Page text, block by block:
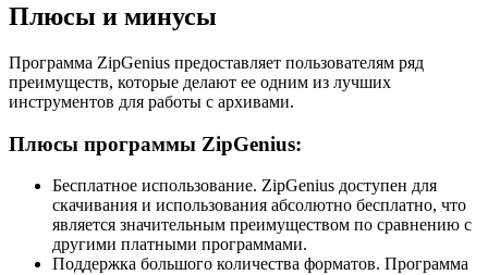
Плюсы и минусы
Программа ZipGenius предоставляет пользователям ряд
преимуществ, которые делают ее одним из лучших
инструментов для работы с архивами.
Плюсы программы ZipGenius:
Бесплатное использование. ZipGenius доступен для
скачивания и использования абсолютно бесплатно, что
является значительным преимуществом по сравнению с
другими платными программами.
Поддержка большого количества форматов. Программа